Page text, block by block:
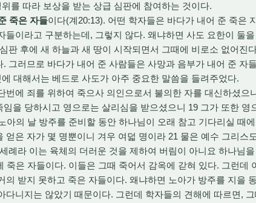
를 따라 보상을 받는 상급 심판에 참여하는 것이다.
죽은 자들이다(계20:13). 어떤 학자들은 바다가 내어 준 죽은
들이라고 구분하는데, 그렇지 않다. 왜냐하면 사도 요한이 둘
판 후에 새 하늘과 새 땅이 시작되면서 그때에 비로소 없어진
그러므로 바다가 내어 준 사람들은 사망과 음부가 내어 준 자
대해서는 베드로 사도가 아주 중요한 말씀을 들려주었다.
번에 죄를 위하여 죽으사 의인으로서 불의한 자를 대신하셨으
을 당하시고 영으로는 살리심을 받으셨으니 19 그가 또한 영
아의 날 방주를 준비할 동안 하나님이 오래 참고 기다리실 때
얻은 자가 몇 명뿐이니 겨우 여덟 명이라 21 물은 예수 그리스
례라 이는 육체의 더러운 것을 제하여 버림이 아니요 하나님
죽은 자들이다. 이들은 그때 죽어서 감옥에 갇혀 있다. 그런데
의 받지 못하고 죽은 자들이다. 왜냐하면 노아가 방주를 지을
다니지는 않았기 때문이다. 그런데 학자들의 견해에 따르면,